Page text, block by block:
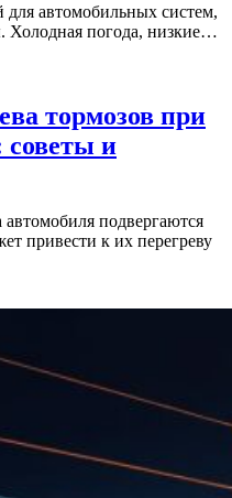
автомобильных систем,
Холодная погода, низкие…
тормозов при
советы и
подвергаются
привести к их перегреву